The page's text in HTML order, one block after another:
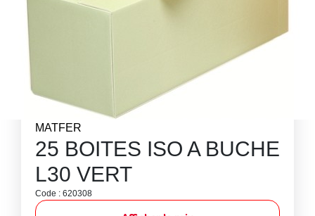
MATFER
25 BOITES ISO A BUCHE
L30 VERT
Code : 620308